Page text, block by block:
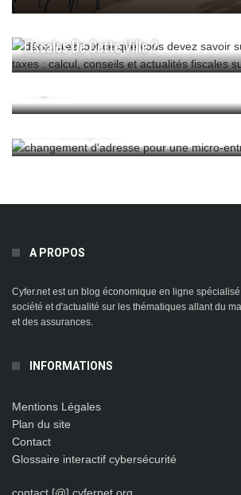
Fiscales De Cette Ville ?
La Plinthe Chauffante Comme Solution
Comment Effectuer Un Changement
A PROPOS
Cyfer.net est un blog économique en ligne
société et d'actualité sur les thématiques allant du
et des assurances.
INFORMATIONS
Mentions Légales
Plan du site
Contact
Glossaire interactif cybersécurité